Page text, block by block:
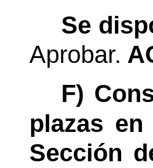
Se
Aprobar.
F)
plazas
Sección